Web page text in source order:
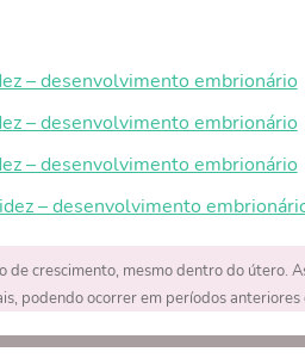
– desenvolvimento embrionário
– desenvolvimento embrionário
– desenvolvimento embrionário
– desenvolvimento
de crescimento, mesmo dentro do útero.
podendo ocorrer em períodos